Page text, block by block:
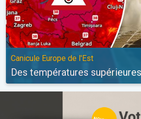
Canicule Europe de l'Est
Des températures